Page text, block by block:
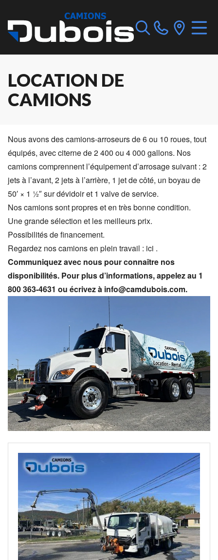
LOCATION DE
CAMIONS
Nous avons des camions-arroseurs de 6 ou 10 roues, tout
équipés, avec citerne de 2 400 ou 4 000 gallons. Nos
camions comprennent l’équipement d’arrosage suivant : 2
jets à l’avant, 2 jets à l’arrière, 1 jet de côté, un boyau de
50′ × 1 ½″ sur dévidoir et 1 valve de service.
Nos camions sont propres et en très bonne condition.
Une grande sélection et les meilleurs prix.
Possibilités de financement.
Regardez nos camions en plein travail : ici .
Communiquez avec nous pour connaître nos
disponibilités. Pour plus d’informations, appelez au 1
800 363-4631 ou écrivez à info@camdubois.com.